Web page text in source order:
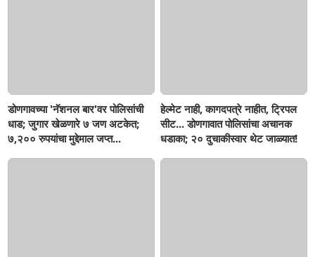
डोणगावच्या 'नॅशनल बार'वर पोलिसांची
धाड; जुगार खेळणारे ७ जण अटकेत;
७,२०० रुपयांचा मुद्देमाल जप्त...
हेल्मेट नाही, कागदपत्रे नाहीत, ट्रिपल
सीट... डोणगावात पोलिसांचा अचानक
धडाका; २० दुचाकीस्वार थेट जाळ्यात!